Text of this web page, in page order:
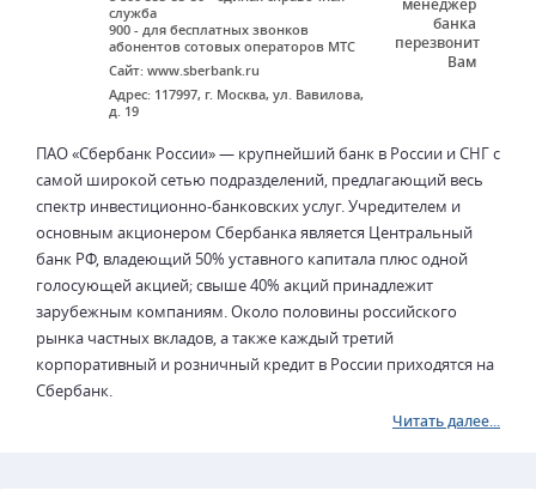
служба
900 - для бесплатных звонков
абонентов сотовых операторов МТС
Сайт: www.sberbank.ru
Адрес: 117997, г. Москва, ул. Вавилова,
д. 19
менеджер
банка
перезвонит
Вам
ПАО «Сбербанк России» — крупнейший банк в России и СНГ с
самой широкой сетью подразделений, предлагающий весь
спектр инвестиционно-банковских услуг. Учредителем и
основным акционером Сбербанка является Центральный
банк РФ, владеющий 50% уставного капитала плюс одной
голосующей акцией; свыше 40% акций принадлежит
зарубежным компаниям. Около половины российского
рынка частных вкладов, а также каждый третий
корпоративный и розничный кредит в России приходятся на
Сбербанк.
Читать далее...